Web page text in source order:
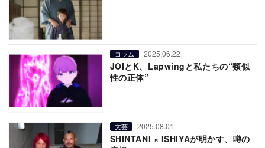
コラム 2025.06.22
JOIとK、Lapwingと私たちの“類似
性の正体”
文芸 2025.08.01
SHINTANI × ISHIYAが明かす、噂の